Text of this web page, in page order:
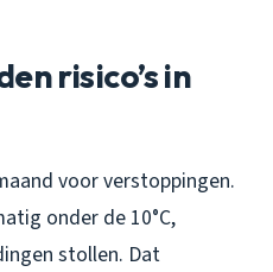
risico’s in
voor verstoppingen.
onder de 10°C,
stollen. Dat